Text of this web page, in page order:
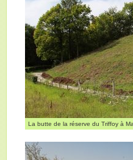
La butte de la réserve du Triffoy à